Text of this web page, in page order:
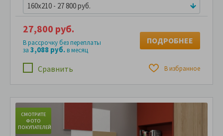
160x210 - 27 800 руб.
Сравнить В избранное
27,800 руб.
В рассрочку без переплаты
за 3,088 руб.в месяц
ПОДРОБНЕЕ
СМОТРИТЕ
ФОТО
ПОКУПАТЕЛЕЙ